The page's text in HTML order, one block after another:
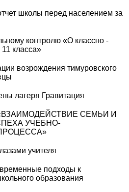
школы перед населением за
контролю «О классно -
класса»
возрождения тимуровского
лагеря Гравитация
«ВЗАИМОДЕЙСТВИЕ СЕМЬИ И
УЧЕБНО-
учителя
подходы к
образования